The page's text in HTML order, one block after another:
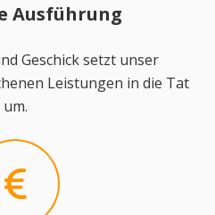
Ausführung
Geschick setzt unser
Leistungen in die Tat
um.